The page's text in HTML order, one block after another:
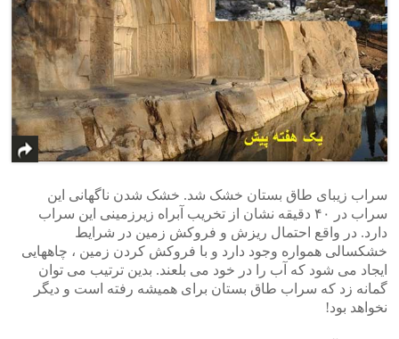
سراب زیبای طاق بستان خشک شد. خشک شدن ناگهانی این
سراب در ۴۰ دقیقه نشان از تخریب آبراه زیرزمینی این سراب
دارد. در واقع احتمال ریزش و فروکش زمین در شرایط
خشکسالی همواره وجود دارد و با فروکش کردن زمین ، چاههایی
ایجاد می شود که آب را در خود می بلعند. بدین ترتیب می توان
گمانه زد که سراب طاق بستان برای همیشه رفته است و دیگر
نخواهد بود!